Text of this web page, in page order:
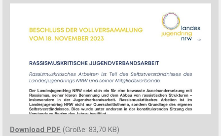
Download PDF (Größe: 83,70 KB)